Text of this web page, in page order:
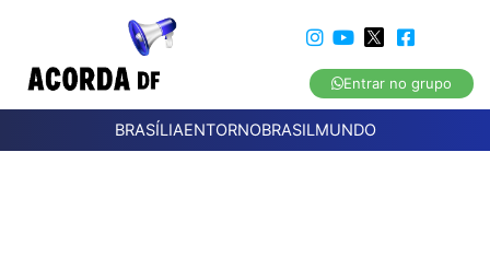
Entrar no grupo
BRASÍLIAENTORNOBRASILMUNDO